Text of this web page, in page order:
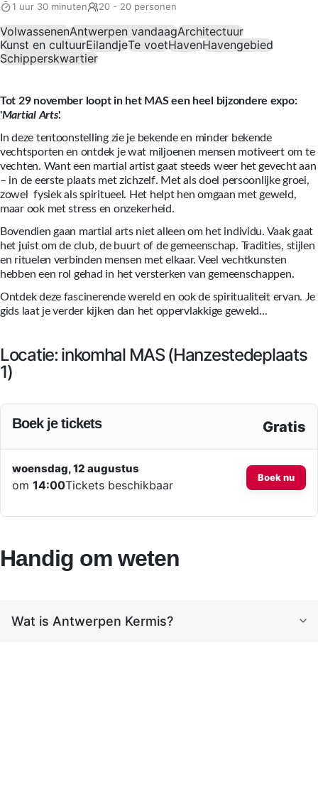
1 uur 30 minuten 20 - 20 personen
VolwassenenAntwerpen vandaagArchitectuur
Kunst en cultuurEilandjeTe voetHavenHavengebied
Schipperskwartier
Tot 29 november loopt in het MAS een heel bijzondere expo:
'Martial Arts'.
In deze tentoonstelling zie je bekende en minder bekende
vechtsporten en ontdek je wat miljoenen mensen motiveert om te
vechten. Want een martial artist gaat steeds weer het gevecht aan
– in de eerste plaats met zichzelf. Met als doel persoonlijke groei,
zowel fysiek als spiritueel. Het helpt hen omgaan met geweld,
maar ook met stress en onzekerheid.
Bovendien gaan martial arts niet alleen om het individu. Vaak gaat
het juist om de club, de buurt of de gemeenschap. Tradities, stijlen
en rituelen verbinden mensen met elkaar. Veel vechtkunsten
hebben een rol gehad in het versterken van gemeenschappen.
Ontdek deze fascinerende wereld en ook de spiritualiteit ervan. Je
gids laat je verder kijken dan het oppervlakkige geweld...
Locatie: inkomhal MAS (Hanzestedeplaats
1)
Boek je tickets Gratis
woensdag, 12 augustus
om 14:00Tickets beschikbaar
Boek nu
Handig om weten
Wat is Antwerpen Kermis?